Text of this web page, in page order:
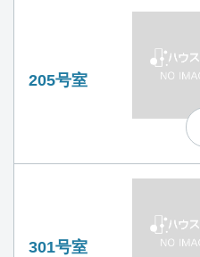
205号室
301号室